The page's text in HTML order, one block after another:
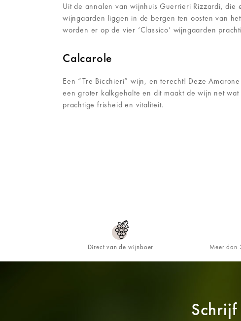
Uit de annalen van wijnhuis Guerrieri Rizzardi,
wijngaarden liggen in de bergen ten oosten van
worden er op de vier ‘Classico’ wijngaarden
Calcarole
Een “Tre Bicchieri” wijn, en terecht! Deze
een groter kalkgehalte en dit maakt de wijn net
prachtige frisheid en vitaliteit.
Direct van de wijnboer Meer dan